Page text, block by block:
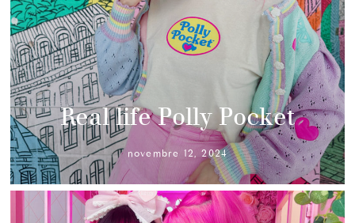
Real life Polly Pocket
novembre 12, 2024